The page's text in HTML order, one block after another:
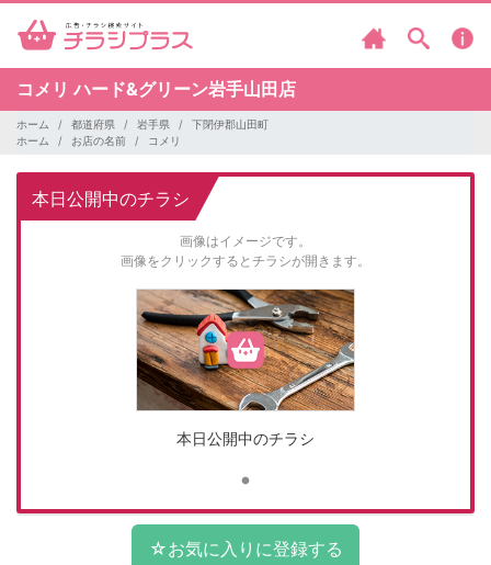
コメリハード&グリーン岩手山田店
ホーム 都道府県 岩手県
下閉伊郡山田町
ホーム
お店の名前 コメリ
本日公開中のチラシ
画像はイメージです。
画像をクリックするとチラシが開きます。
本日公開中のチラシ